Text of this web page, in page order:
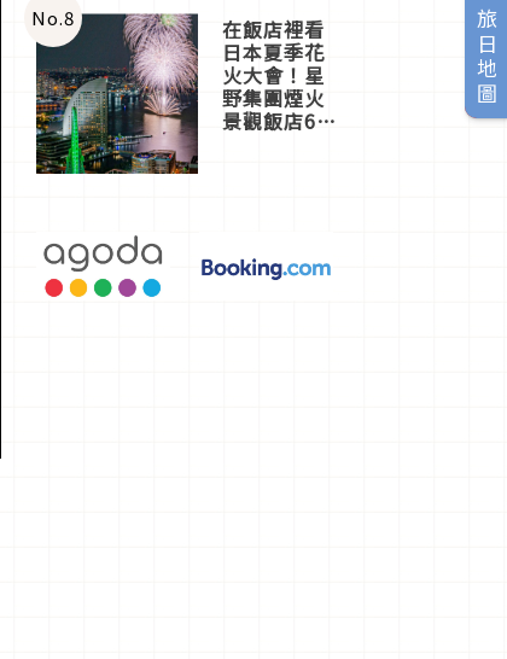
旅日地圖
店3分即達
No.8 在飯店裡看
日本夏季花
火大會！星
野集團煙火
景觀飯店6